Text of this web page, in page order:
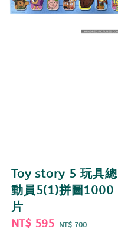
Toy story 5 玩具總
動員5(1)拼圖1000
片
Sale
NT$ 595 Regular
NT$ 700